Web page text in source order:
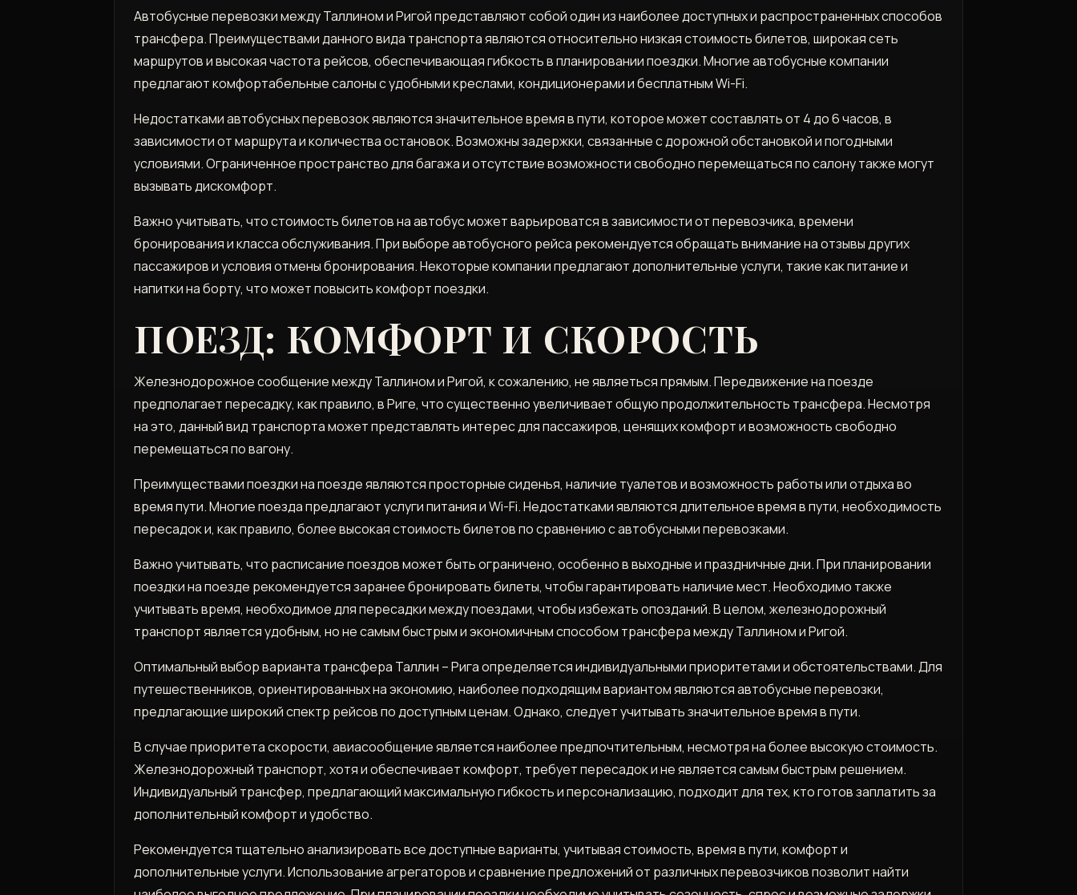
Автобусные перевозки между Таллином и Ригой представляют собой один из наиболее доступных и распространенных способов
трансфера. Преимуществами данного вида транспорта являются относительно низкая стоимость билетов, широкая сеть
маршрутов и высокая частота рейсов, обеспечивающая гибкость в планировании поездки. Многие автобусные компании
предлагают комфортабельные салоны с удобными креслами, кондиционерами и бесплатным Wi-Fi.
Недостатками автобусных перевозок являются значительное время в пути, которое может составлять от 4 до 6 часов, в
зависимости от маршрута и количества остановок. Возможны задержки, связанные с дорожной обстановкой и погодными
условиями. Ограниченное пространство для багажа и отсутствие возможности свободно перемещаться по салону также могут
вызывать дискомфорт.
Важно учитывать, что стоимость билетов на автобус может варьироватся в зависимости от перевозчика, времени
бронирования и класса обслуживания. При выборе автобусного рейса рекомендуется обращать внимание на отзывы других
пассажиров и условия отмены бронирования. Некоторые компании предлагают дополнительные услуги, такие как питание и
напитки на борту, что может повысить комфорт поездки.
ПОЕЗД: КОМФОРТ И СКОРОСТЬ
Железнодорожное сообщение между Таллином и Ригой, к сожалению, не являеться прямым. Передвижение на поезде
предполагает пересадку, как правило, в Риге, что существенно увеличивает общую продолжительность трансфера. Несмотря
на это, данный вид транспорта может представлять интерес для пассажиров, ценящих комфорт и возможность свободно
перемещаться по вагону.
Преимуществами поездки на поезде являются просторные сиденья, наличие туалетов и возможность работы или отдыха во
время пути. Многие поезда предлагают услуги питания и Wi-Fi. Недостатками являются длительное время в пути, необходимость
пересадок и, как правило, более высокая стоимость билетов по сравнению с автобусными перевозками.
Важно учитывать, что расписание поездов может быть ограничено, особенно в выходные и праздничные дни. При планировании
поездки на поезде рекомендуется заранее бронировать билеты, чтобы гарантировать наличие мест. Необходимо также
учитывать время, необходимое для пересадки между поездами, чтобы избежать опозданий. В целом, железнодорожный
транспорт является удобным, но не самым быстрым и экономичным способом трансфера между Таллином и Ригой.
Оптимальный выбор варианта трансфера Таллин – Рига определяется индивидуальными приоритетами и обстоятельствами. Для
путешественников, ориентированных на экономию, наиболее подходящим вариантом являются автобусные перевозки,
предлагающие широкий спектр рейсов по доступным ценам. Однако, следует учитывать значительное время в пути.
В случае приоритета скорости, авиасообщение является наиболее предпочтительным, несмотря на более высокую стоимость.
Железнодорожный транспорт, хотя и обеспечивает комфорт, требует пересадок и не является самым быстрым решением.
Индивидуальный трансфер, предлагающий максимальную гибкость и персонализацию, подходит для тех, кто готов заплатить за
дополнительный комфорт и удобство.
Рекомендуется тщательно анализировать все доступные варианты, учитывая стоимость, время в пути, комфорт и
дополнительные услуги. Использование агрегаторов и сравнение предложений от различных перевозчиков позволит найти